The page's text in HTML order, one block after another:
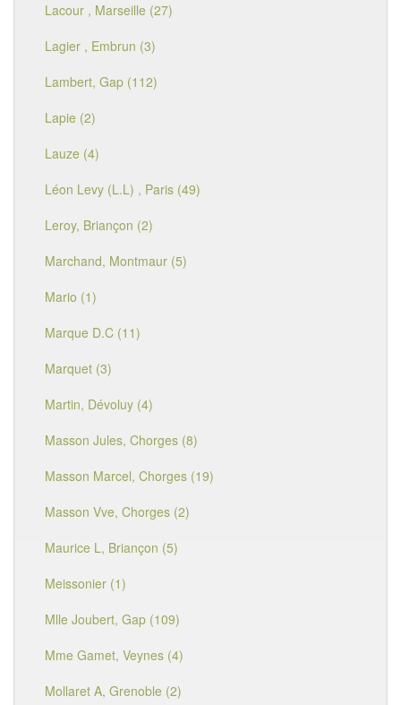
Lacour , Marseille (27)
Lagier , Embrun (3)
Lambert, Gap (112)
Lapie (2)
Lauze (4)
Léon Levy (L.L) , Paris (49)
Leroy, Briançon (2)
Marchand, Montmaur (5)
Mario (1)
Marque D.C (11)
Marquet (3)
Martin, Dévoluy (4)
Masson Jules, Chorges (8)
Masson Marcel, Chorges (19)
Masson Vve, Chorges (2)
Maurice L, Briançon (5)
Meissonier (1)
Mlle Joubert, Gap (109)
Mme Gamet, Veynes (4)
Mollaret A, Grenoble (2)